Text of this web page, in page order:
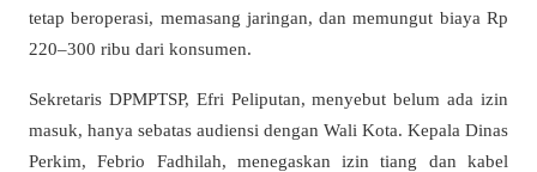
tetap beroperasi, memasang jaringan, dan memungut biaya Rp
220–300 ribu dari konsumen.
Sekretaris DPMPTSP, Efri Peliputan, menyebut belum ada izin
masuk, hanya sebatas audiensi dengan Wali Kota. Kepala Dinas
Perkim, Febrio Fadhilah, menegaskan izin tiang dan kabel